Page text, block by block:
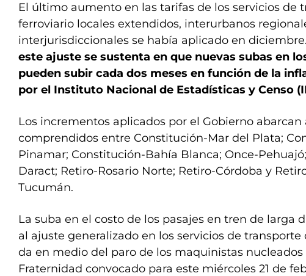
El último aumento en las tarifas de los servicios de
ferroviario locales extendidos, interurbanos
interjurisdiccionales se había aplicado en
este ajuste se sustenta en que nuevas subas en
pueden subir cada dos meses en función de la
por el Instituto Nacional de Estadísticas y Censo
Los incrementos aplicados por el Gobierno abarcan
comprendidos entre Constitución-Mar del Plata;
Pinamar; Constitución-Bahía Blanca; Once-
Daract; Retiro-Rosario Norte; Retiro-Córdoba y
Tucumán.
La suba en el costo de los pasajes en tren de larga
al ajuste generalizado en los servicios de transporte
da en medio del paro de los maquinistas nucleados
Fraternidad convocado para este miércoles 21 de